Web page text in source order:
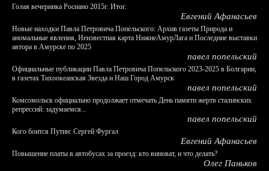
Голая вечеринка Роснано 2015г. Итог.
Евгений Афанасьев
Новые находки Павла Петровича Попельского: Архив газеты Природа и
аномальные явления, Неизвестная карта НижнеАмурЛага и Последние выставки
автора в Амурске по 2025
павел попельский
Официальные публикации Павла Петровича Попельского 2023-2025 в Болгарии,
в газетах Тихоокеанская Звезда и Наш Город Амурск
павел попельский
Комсомольск официально продолжает отмечать День памяти жертв сталинских
репрессий: задумаемся...
павел попельский
Кого боится Путин: Сергей Фургал
Евгений Афанасьев
Повышение платы в автобусах за проезд: кто виноват, и что делать?
Олег Паньков